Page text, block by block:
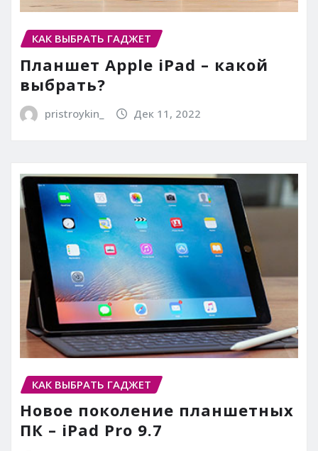
КАК ВЫБРАТЬ ГАДЖЕТ
Планшет Apple iPad – какой
выбрать?
pristroykin_ Дек 11, 2022
КАК ВЫБРАТЬ ГАДЖЕТ
Новое поколение планшетных
ПК – iPad Pro 9.7